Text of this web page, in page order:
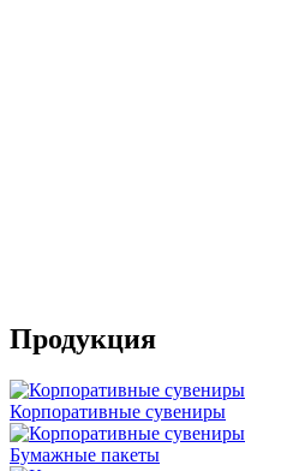
Продукция
Корпоративные сувениры
Бумажные пакеты